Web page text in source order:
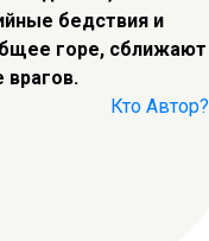
бедствия и
горе, сближают
Кто Автор?